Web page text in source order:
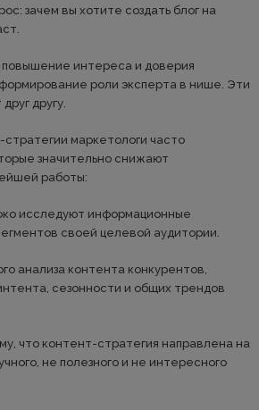
зачем вы хотите создать блог на
интереса и доверия
роли эксперта в нише. Эти
другу.
маркетологи часто
значительно снижают
работы:
исследуют информационные
своей целевой аудитории.
анализа контента конкурентов,
сезонности и общих трендов
что контент-стратегия направлена на
не полезного и не интересного